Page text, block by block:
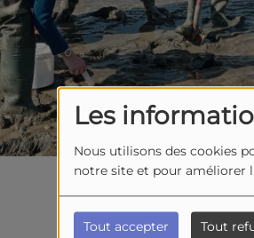
Les
Nous utilisons des cookies
notre site et pour améliorer
Tout accepter Tout